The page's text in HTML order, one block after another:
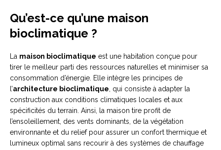
Qu’est-ce qu’une maison
bioclimatique ?
La maison bioclimatique est une habitation conçue pour
tirer le meilleur parti des ressources naturelles et minimiser sa
consommation d’énergie. Elle intègre les principes de
l’architecture bioclimatique, qui consiste à adapter la
construction aux conditions climatiques locales et aux
spécificités du terrain. Ainsi, la maison tire profit de
l’ensoleillement, des vents dominants, de la végétation
environnante et du relief pour assurer un confort thermique et
lumineux optimal sans recourir à des systèmes de chauffage